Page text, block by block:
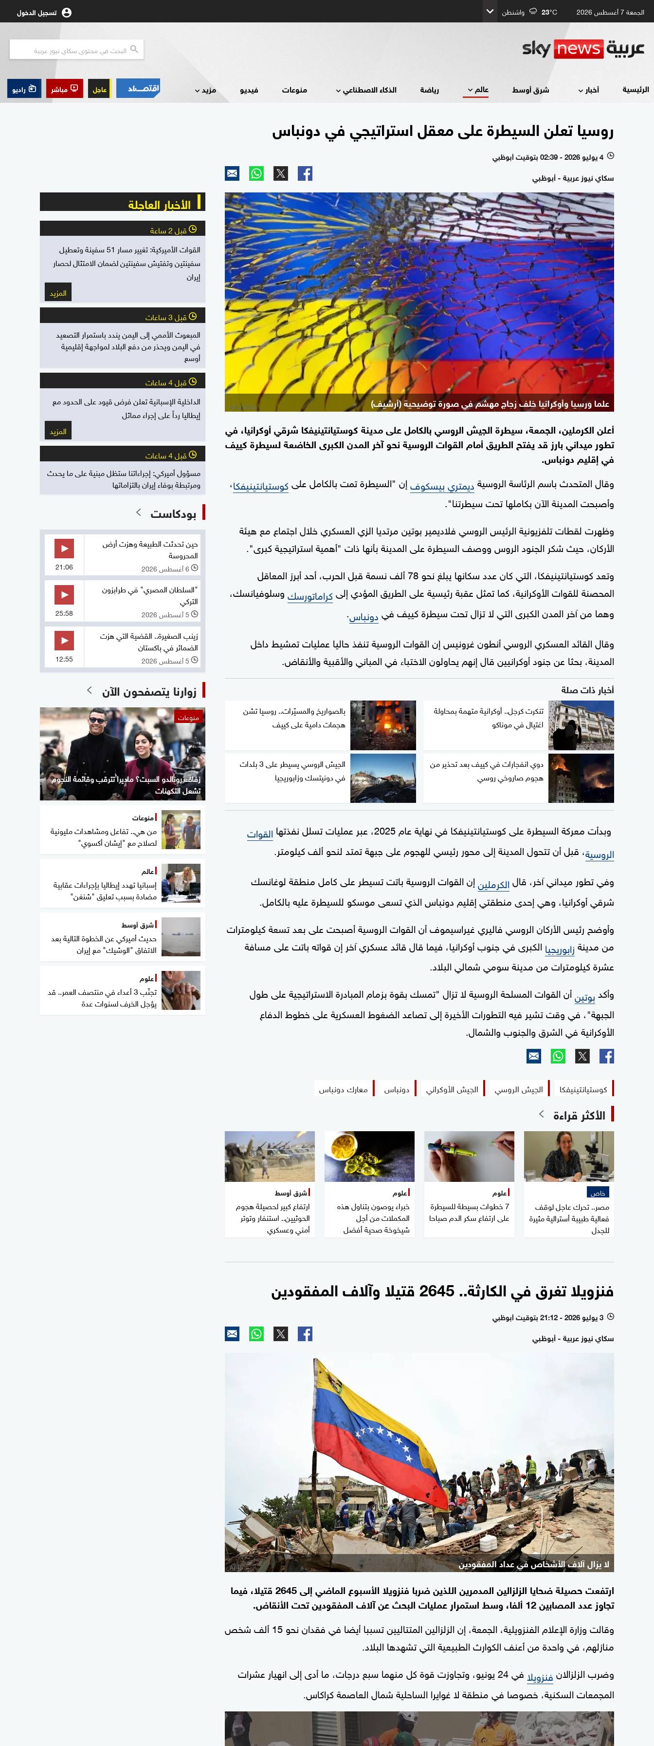
الجمعة 7 أغسطس 2026 23°C واشنطن تسجيل الدخول
الرئيسية أخبار شرق أوسط عالم رياضة الذكاء الاصطناعي منوعات فيديو مزيد عاجل مباشر راديو
روسيا تعلن السيطرة على معقل استراتيجي في دونباس
l 4 يوليو 2026 - 02:39 بتوقيت أبوظبي
سكاي نيوز عربية - أبوظبي
علما ورسيا وأوكرانيا خلف زجاج مهشم في صورة توضيحية (أرشيف)
أعلن الكرملين، الجمعة، سيطرة الجيش الروسي بالكامل على مدينة كوستيانتينيفكا شرقي أوكرانيا، في
تطور ميداني بارز قد يفتح الطريق أمام القوات الروسية نحو آخر المدن الكبرى الخاضعة لسيطرة كييف
في إقليم دونباس.
وقال المتحدث باسم الرئاسة الروسية ديمتري بيسكوف إن "السيطرة تمت بالكامل على كوستيانتينيفكا،
وأصبحت المدينة الآن بكاملها تحت سيطرتنا".
وظهرت لقطات تلفزيونية الرئيس الروسي فلاديمير بوتين مرتديا الزي العسكري خلال اجتماع مع هيئة
الأركان، حيث شكر الجنود الروس ووصف السيطرة على المدينة بأنها ذات "أهمية استراتيجية كبرى".
وتعد كوستيانتينيفكا، التي كان عدد سكانها يبلغ نحو 78 ألف نسمة قبل الحرب، أحد أبرز المعاقل
المحصنة للقوات الأوكرانية، كما تمثل عقبة رئيسية على الطريق المؤدي إلى كراماتورسك وسلوفيانسك،
وهما من آخر المدن الكبرى التي لا تزال تحت سيطرة كييف في دونباس.
وقال القائد العسكري الروسي أنطون غرونيس إن القوات الروسية تنفذ حاليا عمليات تمشيط داخل
المدينة، بحثا عن جنود أوكرانيين قال إنهم يحاولون الاختباء في المباني والأقبية والأنقاض.
أخبار ذات صلة
تنكرت كرجل.. أوكرانية متهمة بمحاولة
اغتيال في موناكو
بالصواريخ والمسيّرات.. روسيا تشن
هجمات دامية على كييف
دوي انفجارات في كييف بعد تحذير من
هجوم صاروخي روسي
الجيش الروسي يسيطر على 3 بلدات
في دونيتسك وزابوريجيا
وبدأت معركة السيطرة على كوستيانتينيفكا في نهاية عام 2025، عبر عمليات تسلل نفذتها
القوات
الروسية، قبل أن تتحول المدينة إلى محور رئيسي للهجوم على جبهة تمتد لنحو ألف كيلومتر.
وفي تطور ميداني آخر، قال الكرملين إن القوات الروسية باتت تسيطر على كامل منطقة لوغانسك
شرقي أوكرانيا، وهي إحدى منطقتي إقليم دونباس الذي تسعى موسكو للسيطرة عليه بالكامل.
وأوضح رئيس الأركان الروسي فاليري غيراسيموف أن القوات الروسية أصبحت على بعد تسعة كيلومترات
من مدينة زابوريجيا الكبرى في جنوب أوكرانيا، فيما قال قائد عسكري آخر إن قواته باتت على مسافة
عشرة كيلومترات من مدينة سومي شمالي البلاد.
وأكد بوتينأن القوات المسلحة الروسية لا تزال "تمسك بقوة بزمام المبادرة الاستراتيجية على طول
الجبهة"، في وقت تشير فيه التطورات الأخيرة إلى تصاعد الضغوط العسكرية على خطوط الدفاع
الأوكرانية في الشرق والجنوب والشمال.
كوستيانتينيفكا الجيش الروسي الجيش الأوكراني دونباس معارك دونباس
الأكثر قراءة
خاص
مصر.. تحرك عاجل لوقف
فعالية طبيبة أسترالية مثيرة
للجدل
علوم
7 خطوات بسيطة للسيطرة
على ارتفاع سكر الدم صباحا
علوم
خبراء يوصون بتناول هذه
المكملات من أجل
شيخوخة صحية أفضل
شرق أوسط
ارتفاع كبير لحصيلة هجوم
الحوثيين.. استنفار وتوتر
أمني وعسكري
فنزويلا تغرق في الكارثة.. 2645 قتيلا وآلاف المفقودين
l 3 يوليو 2026 - 21:12 بتوقيت أبوظبي
سكاي نيوز عربية - أبوظبي
لا يزال آلاف الأشخاص في عداد المفقودين
ارتفعت حصيلة ضحايا الزلزالين المدمرين اللذين ضربا فنزويلا الأسبوع الماضي إلى 2645 قتيلا، فيما
تجاوز عدد المصابين 12 ألفا، وسط استمرار عمليات البحث عن آلاف المفقودين تحت الأنقاض.
وقالت وزارة الإعلام الفنزويلية، الجمعة، إن الزلزالين المتتاليين تسببا أيضا في فقدان نحو 15 ألف شخص
منازلهم، في واحدة من أعنف الكوارث الطبيعية التي تشهدها البلاد.
وضرب الزلزالان فنزويلا
في 24 يونيو، وتجاوزت قوة كل منهما سبع درجات، ما أدى إلى انهيار عشرات
المجمعات السكنية، خصوصا في منطقة لا غوايرا الساحلية شمال العاصمة كراكاس.
0
seconds
الأخبار العاجلة
l قبل 2 ساعة
القوات الأميركية: تغيير مسار 51 سفينة وتعطيل
سفينتين وتفتيش سفينتين لضمان الامتثال لحصار
إيران
المزيد
l قبل 3 ساعات
المبعوث الأممي إلى اليمن يندد باستمرار التصعيد
في اليمن ويحذر من دفع البلاد لمواجهة إقليمية
أوسع
l قبل 4 ساعات
الداخلية الإسبانية تعلن فرض قيود على الحدود مع
إيطاليا رداً على إجراء مماثل
المزيد
l قبل 4 ساعات
مسؤول أميركي: إجراءاتنا ستظل مبنية على ما يحدث
ومرتبطة بوفاء إيران بالتزاماتها
بودكاست
حين تحدثت الطبيعة وهزت أرض
المحروسة
l 6 أغسطس 2026 21:06
"السلطان المصري" في طرابزون
التركي
l 5 أغسطس 2026 25:58
زينب الصغيرة.. القضية التي هزت
الضمائر في باكستان
l 5 أغسطس 2026 12:55
زوارنا يتصفحون الآن
منوعات
زفاف رونالدو السبت؟ ماديرا تترقب وقائمة النجوم
تشعل التكهنات
منوعات
من هي.. تفاعل ومشاهدات مليونية
لصلاح مع "إيشان أكسوي"
عالم
إسبانيا تهدد إيطاليا بإجراءات عقابية
مضادة بسبب تعليق "شنغن"
شرق أوسط
حديث أميركي عن الخطوة التالية بعد
الاتفاق "الوشيك" مع إيران
علوم
تجنّب 3 أعداء في منتصف العمر.. قد
يؤجل الخرف لسنوات عدة